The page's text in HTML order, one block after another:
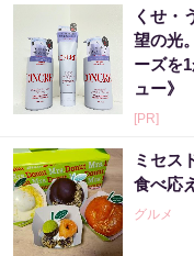
くせ・
望の光
ーズを
ュー》
[PR]
ミセス
食べ応
グルメ